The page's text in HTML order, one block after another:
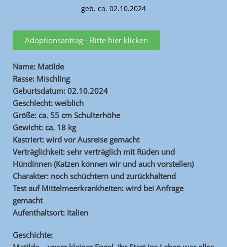
geb. ca. 02.10.2024
Adoptionsantrag - Bitte hier klicken
Name: Matilde
Rasse: Mischling
Geburtsdatum: 02.10.2024
Geschlecht: weiblich
Größe: ca. 55 cm Schulterhöhe
Gewicht: ca. 18 kg
Kastriert: wird vor Ausreise gemacht
Verträglichkeit: sehr verträglich mit Rüden und
Hündinnen (Katzen können wir und auch vorstellen)
Charakter: noch schüchtern und zurückhaltend
Test auf Mittelmeerkrankheiten: wird bei Anfrage
gemacht
Aufenthaltsort: Italien
Geschichte: